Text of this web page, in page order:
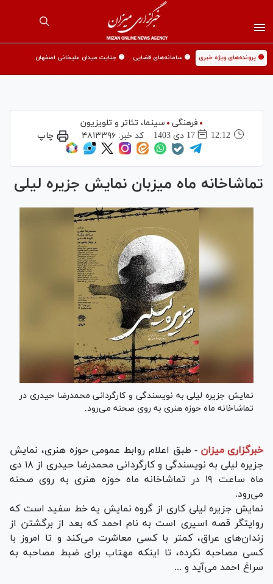
🟡 پرونده‌های ویژه خبری 🟡 سامانه‌های قضایی 🟡 جنایت میدان علیخانی اصفهان
فرهنگی
سینما،‌ تئاتر و تلویزیون
12:12
17 دی 1403 کد خبر:۴۸۱۳۳۹۶ چاپ
تماشاخانه ماه میزبان نمایش جزیره لیلی
نمایش جزیره لیلی به نویسندگی و کارگردانی محمدرضا حیدری در
تماشاخانه ماه حوزه هنری به روی صحنه می‌رود.
خبرگزاری میزان - طبق اعلام روابط عمومی حوزه هنری، نمایش
جزیره لیلی به نویسندگی و کارگردانی محمدرضا حیدری از ۱۸ دی
ماه ساعت ۱۹ در تماشاخانه ماه حوزه هنری به روی صحنه
می‌رود.
نمایش جزیره لیلی کاری از گروه نمایش یه خط سفید است که
روایتگر قصه اسیری است به نام احمد که بعد از برگشتن از
زندان‌های عراق، کمتر با کسی معاشرت می‌کند و تا امروز با
کسی مصاحبه نکرده، تا اینکه مهتاب برای ضبط مصاحبه به
سراغ احمد می‌آید و ...